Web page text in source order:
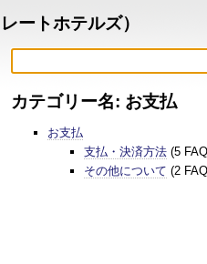
ートホテルズ）
カテゴリー名: お支払
お支払
支払・決済方法(5
その他について (2